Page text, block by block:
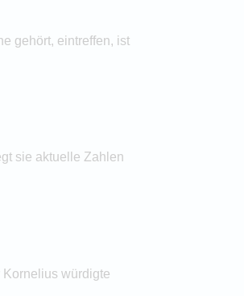
gehört, eintreffen, ist
sie aktuelle Zahlen
würdigte